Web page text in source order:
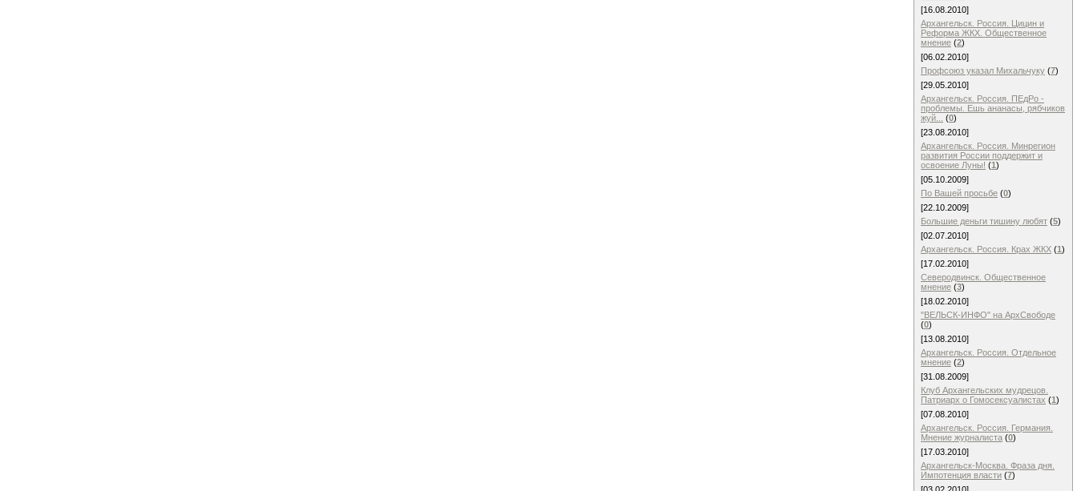
[16.08.2010]
Архангельск. Россия. Цицин и
Реформа ЖКХ. Общественное
мнение (2)
[06.02.2010]
Профсоюз указал Михальчуку (7)
[29.05.2010]
Архангельск. Россия. ПЕдРо -
проблемы. Ешь ананасы, рябчиков
жуй...
(0)
[23.08.2010]
Архангельск. Россия. Минрегион
развития России поддержит и
освоение Луны! (1)
[05.10.2009]
По Вашей просьбе (0)
[22.10.2009]
Большие деньги тишину любят (5)
[02.07.2010]
Архангельск. Россия. Крах ЖКХ (1)
[17.02.2010]
Северодвинск. Общественное
мнение (3)
[18.02.2010]
"ВЕЛЬСК-ИНФО" на АрхСвободе
(0)
[13.08.2010]
Архангельск. Россия. Отдельное
мнение (2)
[31.08.2009]
Клуб Архангельских мудрецов.
Патриарх о Гомосексуалистах (1)
[07.08.2010]
Архангельск. Россия. Германия.
Мнение журналиста (0)
[17.03.2010]
Архангельск-Москва. Фраза дня.
Импотенция власти (7)